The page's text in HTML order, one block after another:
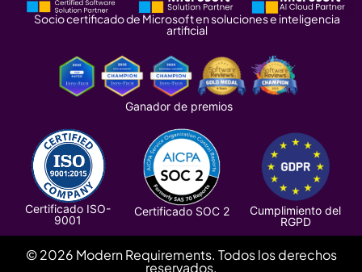
Socio certificado de Microsoft en soluciones e inteligencia
artificial
Ganador de premios
Certificado ISO-
9001
Certificado SOC 2
Cumplimiento del
RGPD
© 2026 Modern Requirements. Todos los derechos
reservados.